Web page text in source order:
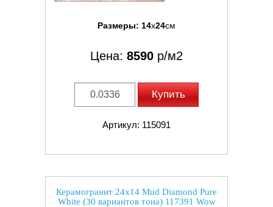
Размеры: 14x24см
Цена: 8590 р/м2
Купить
Артикул: 115091
Керамогранит 24x14 Mud Diamond Pure
White (30 вариантов тона) 117391 Wow